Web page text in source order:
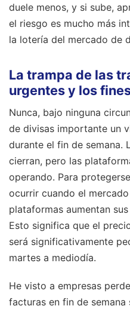
duele menos, y si sube,
el riesgo es mucho más
la lotería del mercado de
La trampa de las
urgentes y los
Nunca, bajo ninguna
de divisas importante un
durante el fin de semana.
cierran, pero las
operando. Para
ocurrir cuando el
plataformas aumentan
Esto significa que el
será significativamente
martes a mediodía.
He visto a empresas
facturas en fin de